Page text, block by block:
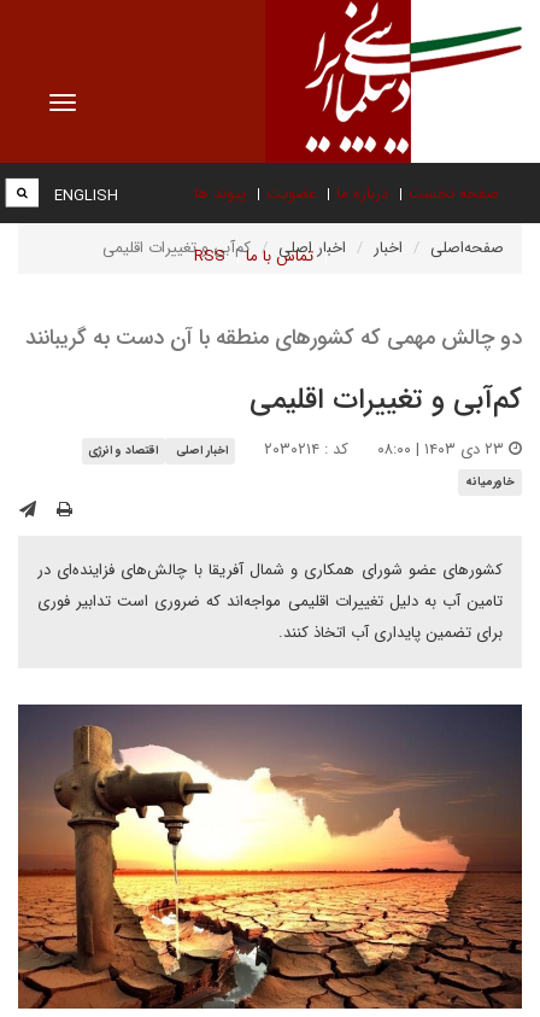
Toggle
صفحه نخست درباره ما عضویت پیوند ها
تماس با ما RSS
ENGLISH
صفحه‌اصلی اخبار اخبار اصلی کم‌آبی و تغییرات اقلیمی
دو چالش مهمی که کشورهای منطقه با آن دست به گریبانند
کم‌آبی و تغییرات اقلیمی
کد : ۲۰۳۰۲۱۴ اخبار اصلی
اقتصاد و انرژی
خاورمیانه
کشورهای عضو شورای همکاری و شمال آفریقا با چالش‌های فزاینده‌ای در
تامین آب به دلیل تغییرات اقلیمی مواجه‌اند که ضروری است تدابیر فوری
برای تضمین پایداری آب اتخاذ کنند.